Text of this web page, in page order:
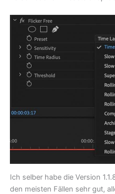
Ich selber habe die Version
den meisten Fällen sehr gut,